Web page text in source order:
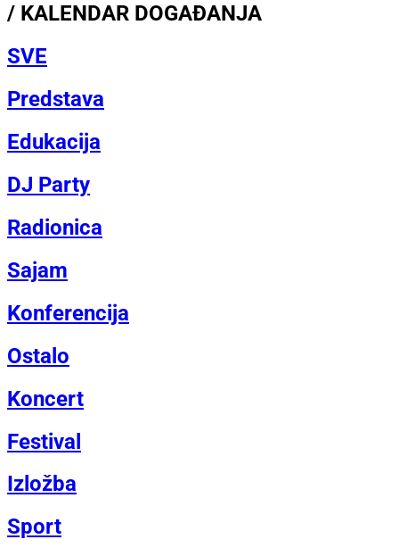
/ KALENDAR DOGAĐANJA
SVE
Predstava
Edukacija
DJ Party
Radionica
Sajam
Konferencija
Ostalo
Koncert
Festival
Izložba
Sport